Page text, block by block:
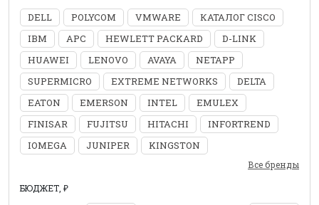
DELL POLYCOM VMWARE
КАТАЛОГ CISCO
IBM
APC HEWLETT PACKARD
D-LINK
HUAWEI
LENOVO AVAYA
NETAPP
SUPERMICRO
EXTREME NETWORKS
DELTA
EATON
EMERSON INTEL
EMULEX
FINISAR
FUJITSU HITACHI
INFORTREND
IOMEGA
JUNIPER KINGSTON
Все бренды
БЮДЖЕТ, ₽